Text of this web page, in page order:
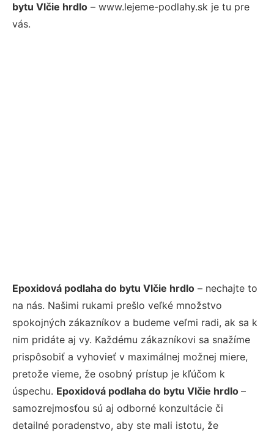
bytu Vlčie hrdlo – www.lejeme-podlahy.sk je tu pre
vás.
Epoxidová podlaha do bytu Vlčie hrdlo – nechajte to
na nás. Našimi rukami prešlo veľké množstvo
spokojných zákazníkov a budeme veľmi radi, ak sa k
nim pridáte aj vy. Každému zákazníkovi sa snažíme
prispôsobiť a vyhovieť v maximálnej možnej miere,
pretože vieme, že osobný prístup je kľúčom k
úspechu. Epoxidová podlaha do bytu Vlčie hrdlo –
samozrejmosťou sú aj odborné konzultácie či
detailné poradenstvo, aby ste mali istotu, že